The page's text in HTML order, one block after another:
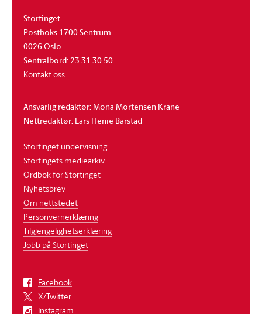
Stortinget
Postboks 1700 Sentrum
0026 Oslo
Sentralbord: 23 31 30 50
Kontakt oss
Ansvarlig redaktør: Mona Mortensen Krane
Nettredaktør: Lars Henie Barstad
Stortinget undervisning
Stortingets mediearkiv
Ordbok for Stortinget
Nyhetsbrev
Om nettstedet
Personvernerklæring
Tilgjengelighetserklæring
Jobb på Stortinget
Facebook
X/Twitter
Instagram